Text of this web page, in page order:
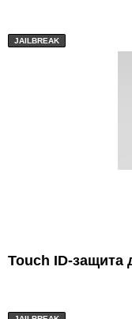
JAILBREAK
Touch ID-